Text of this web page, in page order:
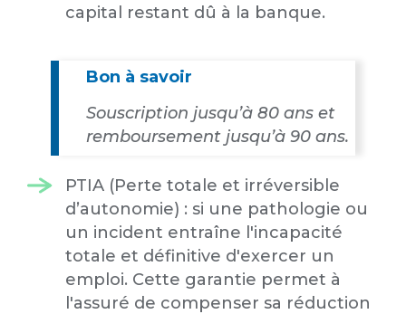
capital restant dû à la banque.
Bon à savoir
Souscription jusqu’à 80 ans et
remboursement jusqu’à 90 ans.
PTIA (Perte totale et irréversible
d’autonomie) : si une pathologie ou
un incident entraîne l'incapacité
totale et définitive d'exercer un
emploi. Cette garantie permet à
l'assuré de compenser sa réduction